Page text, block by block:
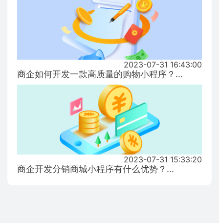
2023-07-31 16:43:00
商企如何开发一款高质量的购物小程序？...
2023-07-31 15:33:20
商企开发分销商城小程序有什么优势？...